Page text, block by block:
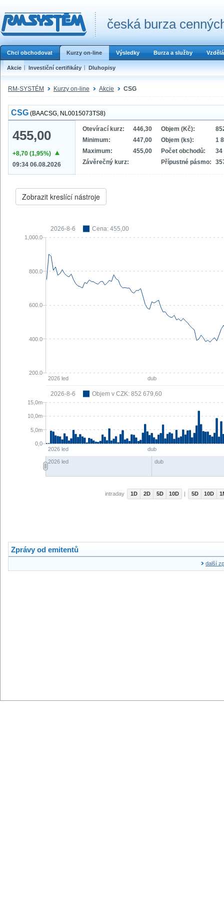
česká burza
Chci obchodovat Kurzy on-line Výsledky Burza a služby
Akcie Investiční certifikáty Dluhopisy
RM-SYSTÉM Kurzy on-line Akcie CSG
CSG (BAACSG, NL0015073TS8)
455,00
+8,70 (1,95%)
09:34 06.08.2026
Otevírací kurz: 446,30 Objem (Kč):
Minimum:
447,00 Objem (ks):
1
Maximum:
455,00 Počet obchodů:
34
Závěrečný kurz:
Přípustné pásmo:
Zprávy od emitentů
další